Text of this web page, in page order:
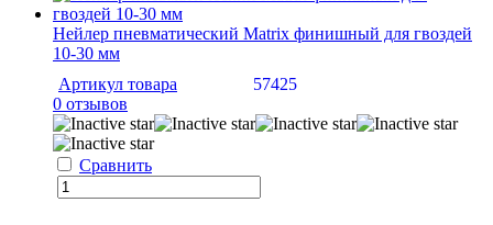
Нейлер пневматический Matrix финишный для гвоздей
10-30 мм
Артикул товара
57425
0 отзывов
Сравнить